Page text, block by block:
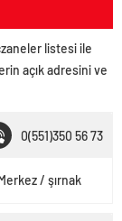
listesi ile
açık adresini ve
0(551)350 56 73
/ şırnak